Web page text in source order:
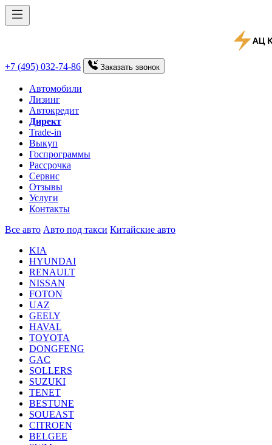
+7 (495) 032-74-86 Заказать звонок
Автомобили
Лизинг
Автокредит
Директ
Trade-in
Выкуп
Госпрограммы
Рассрочка
Сервис
Отзывы
Услуги
Контакты
Все авто Авто под такси Китайские авто
KIA
HYUNDAI
RENAULT
NISSAN
FOTON
UAZ
GEELY
HAVAL
TOYOTA
DONGFENG
GAC
SOLLERS
SUZUKI
TENET
BESTUNE
SOUEAST
CITROEN
BELGEE